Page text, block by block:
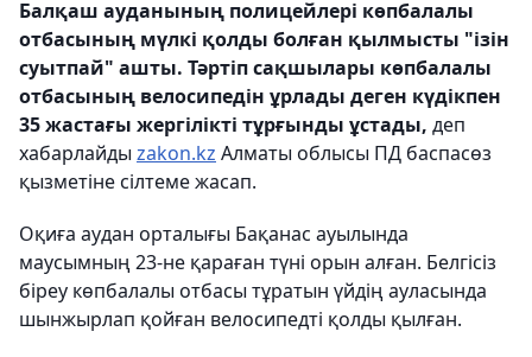
Балқаш ауданының полицейлері көпбалалы
отбасының мүлкі қолды болған қылмысты "ізін
суытпай" ашты. Тәртіп сақшылары көпбалалы
отбасының велосипедін ұрлады деген күдікпен
35 жастағы жергілікті тұрғынды ұстады, деп
хабарлайды zakon.kz Алматы облысы ПД баспасөз
қызметіне сілтеме жасап.
Оқиға аудан орталығы Бақанас ауылында
маусымның 23-не қараған түні орын алған. Белгісіз
біреу көпбалалы отбасы тұратын үйдің ауласында
шынжырлап қойған велосипедті қолды қылған.